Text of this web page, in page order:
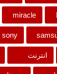
miracle
sony
انترنت